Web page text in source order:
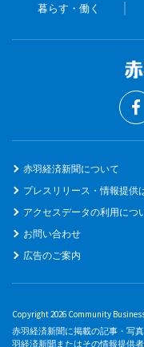
暮らす・働く
赤羽経済新聞について
プレスリリース・情報提供
アクセスデータの利用につ
お問い合わせ
広告のご案内
Copyright 2026 Community
赤羽経済新聞に掲載の記事・写
羽経済新聞またはその情報提供者